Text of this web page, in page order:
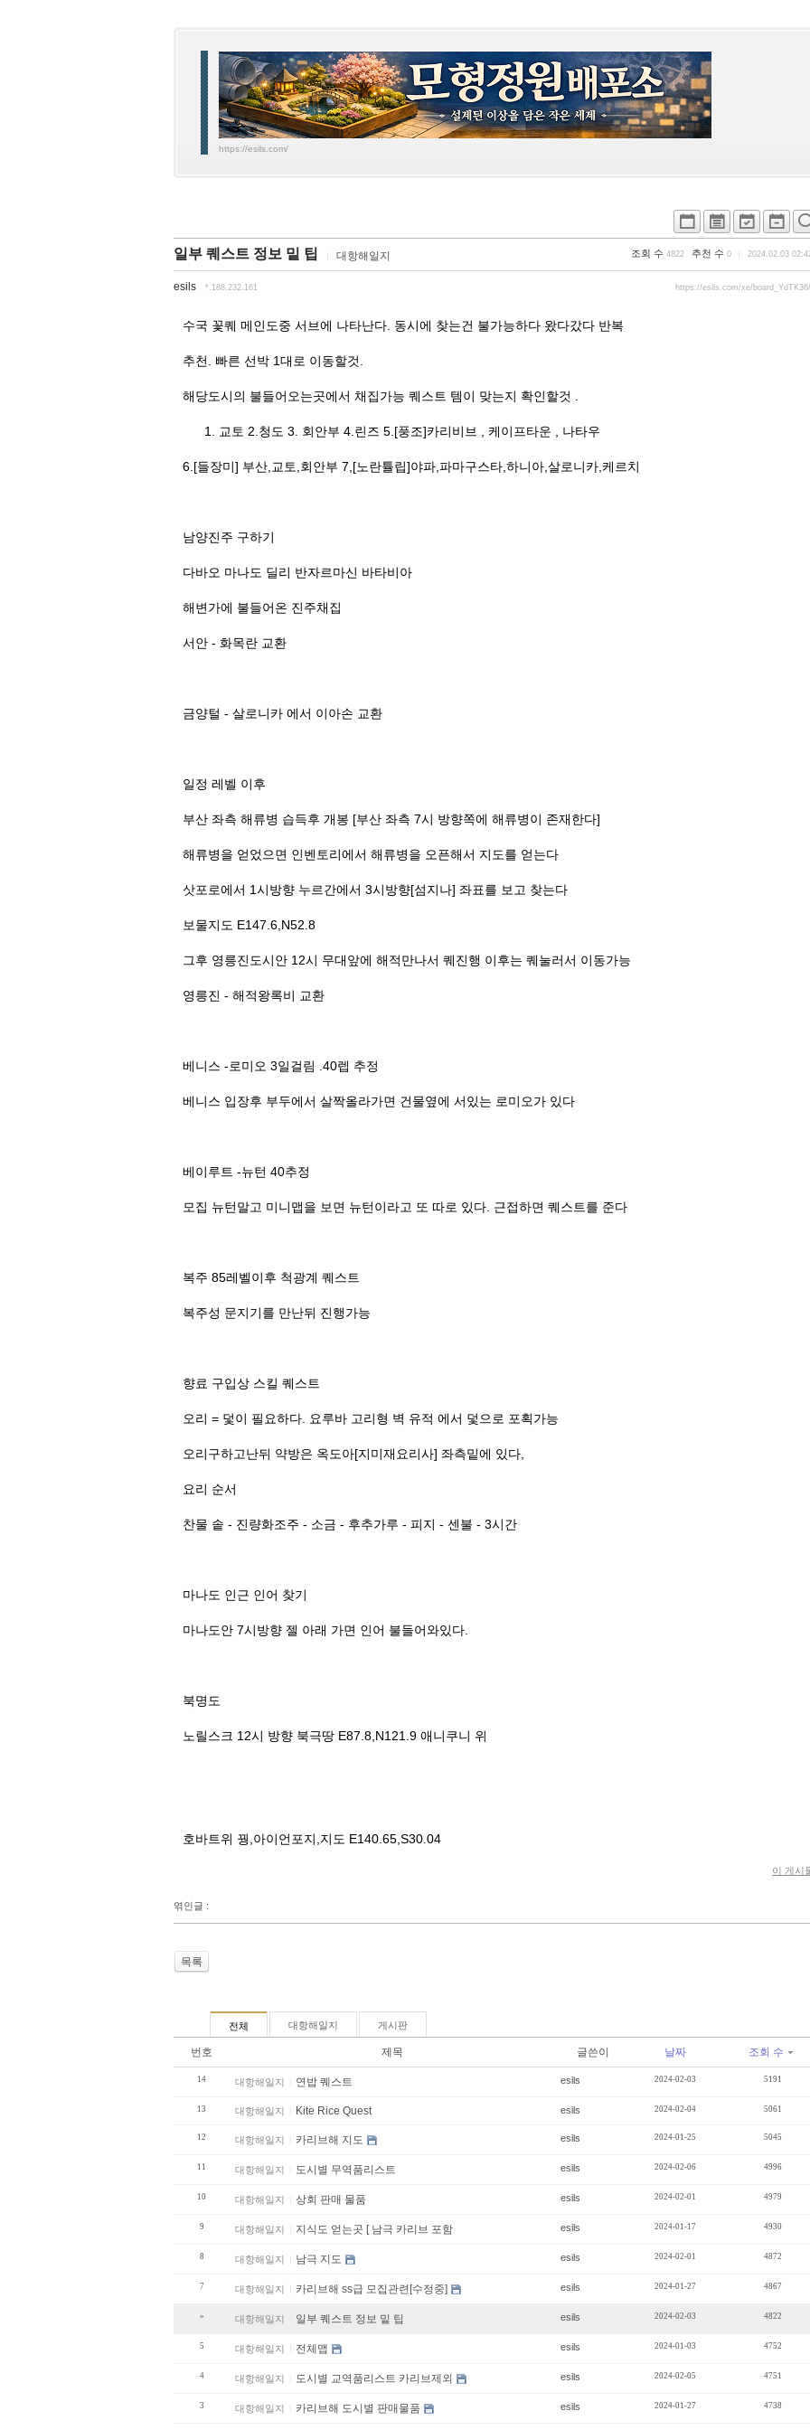
https://esils.com/
일부 퀘스트 정보 밑 팁 대항해일지 조회 수 4822 추천 수 0 2024.02.03
esils *.188.232.161 https://esils.com/xe/
수국 꽃퀘 메인도중 서브에 나타난다. 동시에 찾는건 불가능하다 왔다갔다 반복
추천. 빠른 선박 1대로 이동할것.
해당도시의 불들어오는곳에서 채집가능 퀘스트 템이 맞는지 확인할것 .
교토 2.청도 3. 회안부 4.린즈 5.[풍조]카리비브 , 케이프타운 , 나타우
6.[들장미] 부산,교토,회안부 7,[노란튤립]야파,파마구스타,하니아,살로니카,케르치
남양진주 구하기
다바오 마나도 딜리 반자르마신 바타비아
해변가에 불들어온 진주채집
서안 - 화목란 교환
금양털 - 살로니카 에서 이아손 교환
일정 레벨 이후
부산 좌측 해류병 습득후 개봉 [부산 좌측 7시 방향쪽에 해류병이 존재한다]
해류병을 얻었으면 인벤토리에서 해류병을 오픈해서 지도를 얻는다
삿포로에서 1시방향 누르간에서 3시방향[섬지나] 좌표를 보고 찾는다
보물지도 E147.6,N52.8
그후 영릉진도시안 12시 무대앞에 해적만나서 퀘진행 이후는 퀘눌러서 이동가능
영릉진 - 해적왕록비 교환
베니스 -로미오 3일걸림 .40렙 추정
베니스 입장후 부두에서 살짝올라가면 건물옆에 서있는 로미오가 있다
베이루트 -뉴턴 40추정
모집 뉴턴말고 미니맵을 보면 뉴턴이라고 또 따로 있다. 근접하면 퀘스트를 준다
복주 85레벨이후 척광계 퀘스트
복주성 문지기를 만난뒤 진행가능
향료 구입상 스킬 퀘스트
오리 = 덫이 필요하다. 요루바 고리형 벽 유적 에서 덫으로 포획가능
오리구하고난뒤 약방은 옥도아[지미재요리사] 좌측밑에 있다,
요리 순서
찬물 솥 - 진량화조주 - 소금 - 후추가루 - 피지 - 센불 - 3시간
마나도 인근 인어 찾기
마나도안 7시방향 젤 아래 가면 인어 불들어와있다.
북명도
노릴스크 12시 방향 북극땅 E87.8,N121.9 애니쿠니 위
호바트위 꿩,아이언포지,지도 E140.65,S30.04
이 게시
엮인글 :
목록
전체 대항해일지 게시판
번호 제목 글쓴이 날짜 조회 수
14 대항해일지 연밥 퀘스트 esils 2024-02-03 5191
13 대항해일지 Kite Rice Quest esils 2024-02-04 5061
12 대항해일지 카리브해 지도 esils 2024-01-25 5045
11 대항해일지 도시별 무역품리스트 esils 2024-02-06 4996
10 대항해일지 상회 판매 물품 esils 2024-02-01 4979
9 대항해일지 지식도 얻는곳 [ 남극 카리브 포함 esils 2024-01-17 4930
8 대항해일지 남극 지도 esils 2024-02-01 4872
7 대항해일지 카리브해 ss급 모집관련[수정중] esils 2024-01-27 4867
» 대항해일지 일부 퀘스트 정보 밑 팁 esils 2024-02-03 4822
5 대항해일지 전체맵 esils 2024-01-03 4752
4 대항해일지 도시별 교역품리스트 카리브제외 esils 2024-02-05 4751
3 대항해일지 카리브해 도시별 판매물품 esils 2024-01-27 4738